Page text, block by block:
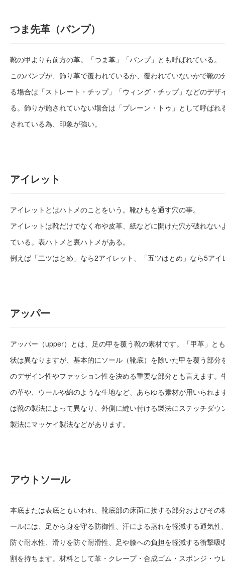
つま先革（バンプ）
靴の甲よりも前方の革。「つま革」「バンプ」とも呼ばれている。
このバンプが、飾り革で覆われているか、覆われていないかで靴の
る場合は「ストレート・チップ」「ウィング・チップ」などのデザ
る。飾りが施されていない場合は「プレーン・トゥ」として呼ばれ
されている為、印象が強い。
アイレット
アイレットとはハトメのことをいう。靴ひもを通す穴の事。
アイレットは靴だけでなく布や皮革、紙などに開けた穴が破れない
ている。表ハトメと裏ハトメがある。
例えば「二ツはとめ」なら2アイレット、「五ツはとめ」なら5アイ
アッパー
アッパー（upper）とは、足の甲を覆う靴の素材です。「甲革」と
状は異なりますが、基本的にソール（靴底）を除いた甲を覆う部分
のデザイン性やファッション性を決める重要な部分とも言えます。
の革や、ウールや綿のような生地など、あらゆる素材が用いられま
は靴の製法によって異なり、外側に縫い付ける製法にステッチダウ
製法にマッケイ製法などがあります。
アウトソール
本底または表底ともいわれ、靴底部の床面に接する部分およびその
ールには、足から身を守る防御性、汗による蒸れを軽減する通気性
防ぐ耐水性、滑りを防ぐ耐滑性、足や膝への負担を軽減する衝撃吸
割を持ちます。材料として革・クレープ・合成ゴム・スポンジ・ウ